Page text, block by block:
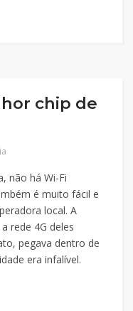
chip de
não há Wi-Fi
é muito fácil e
local. A
rede 4G deles
pegava dentro de
era infalível.